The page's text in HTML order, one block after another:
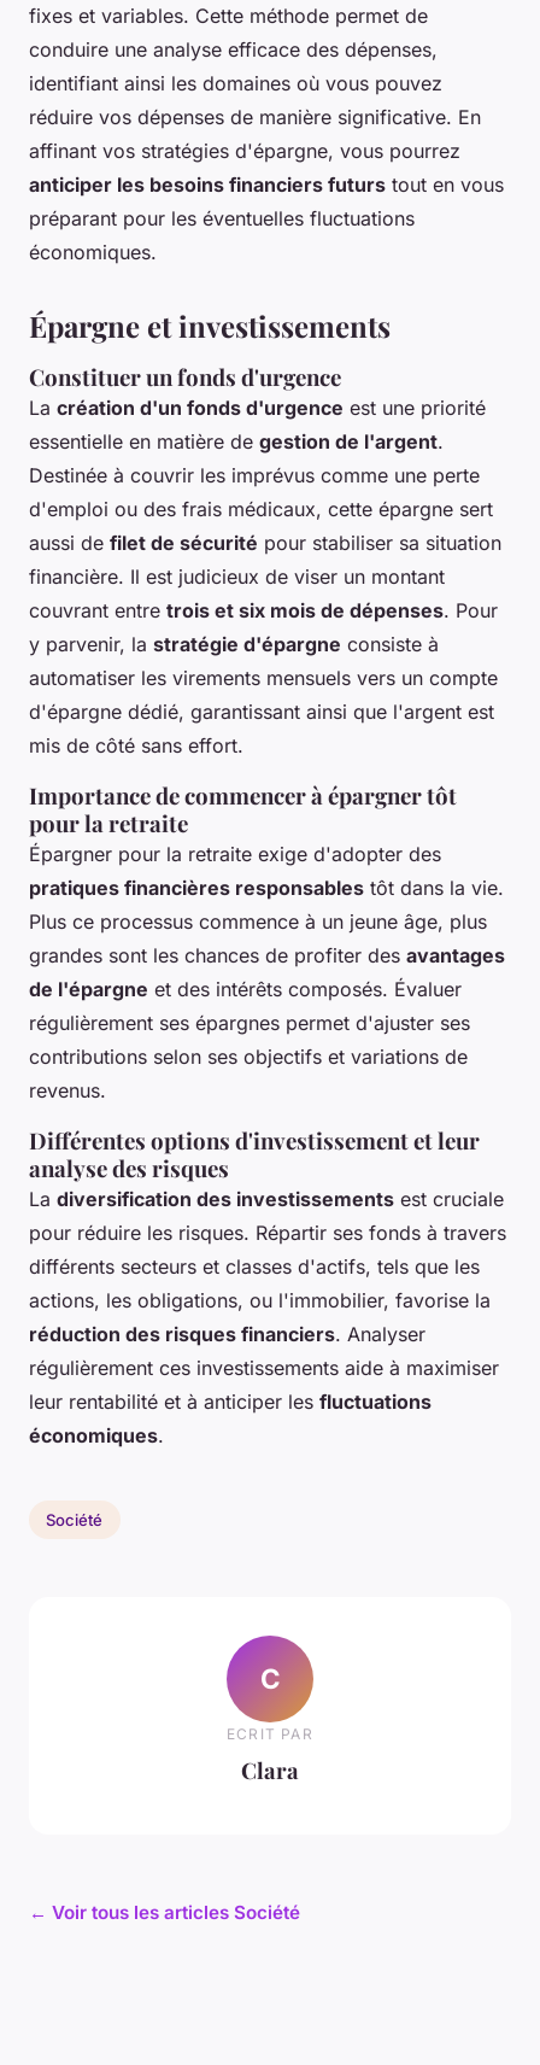
fixes et variables. Cette méthode permet de
conduire une analyse efficace des dépenses,
identifiant ainsi les domaines où vous pouvez
réduire vos dépenses de manière significative. En
affinant vos stratégies d'épargne, vous pourrez
anticiper les besoins financiers futurs tout en vous
préparant pour les éventuelles fluctuations
économiques.
Épargne et investissements
Constituer un fonds d'urgence
La création d'un fonds d'urgence est une priorité
essentielle en matière de gestion de l'argent.
Destinée à couvrir les imprévus comme une perte
d'emploi ou des frais médicaux, cette épargne sert
aussi de filet de sécurité pour stabiliser sa situation
financière. Il est judicieux de viser un montant
couvrant entre trois et six mois de dépenses. Pour
y parvenir, la stratégie d'épargne consiste à
automatiser les virements mensuels vers un compte
d'épargne dédié, garantissant ainsi que l'argent est
mis de côté sans effort.
Importance de commencer à épargner tôt
pour la retraite
Épargner pour la retraite exige d'adopter des
pratiques financières responsables tôt dans la vie.
Plus ce processus commence à un jeune âge, plus
grandes sont les chances de profiter des avantages
de l'épargne et des intérêts composés. Évaluer
régulièrement ses épargnes permet d'ajuster ses
contributions selon ses objectifs et variations de
revenus.
Différentes options d'investissement et leur
analyse des risques
La diversification des investissements est cruciale
pour réduire les risques. Répartir ses fonds à travers
différents secteurs et classes d'actifs, tels que les
actions, les obligations, ou l'immobilier, favorise la
réduction des risques financiers. Analyser
régulièrement ces investissements aide à maximiser
leur rentabilité et à anticiper les fluctuations
économiques.
Société
C
ECRIT PAR
Clara
← Voir tous les articles Société